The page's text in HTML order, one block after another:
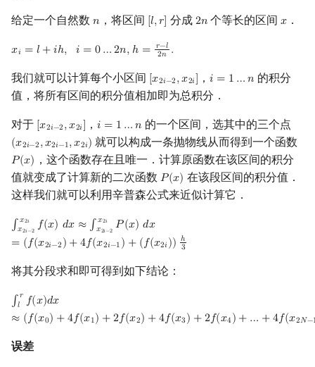
Code::Blocks
排序应用
DP 优化
其它 DP 方法
后缀树
Manacher
回文树
最小表示法
Lyndon 分解
Main–Lorentz 算法
卢卡斯定理
同余方程
二次剩余
离散对数
高次剩余 & 单位根
数论分块
狄利克雷卷积
杜教筛
Powerful Number 筛
普通生成函数
指数生成函数
图论计数
二叉搜索树 & 平衡树
跳表
可持久化数据结构
K-D Tree
动态树
析合树
PQ 树
霍夫曼树
最小环
2-SAT
欧拉图
二分图
平面图
弦图
图的着色
图的匹配
Prüfer 序列
Garsia–Wachs 算法
15-puzzle
Kahan 求和
空间优化简介
给定一个自然数 𝑛
n ，将区间 [𝑙,𝑟]
[l,r] 分成 2𝑛
2n 个等长的区间𝑥
x ．
𝑥𝑖 = 𝑙 +𝑖ℎ, 𝑖 = 0…2𝑛,
xi=l+ ih, i=0 …2 n, ℎ = 𝑟−𝑙
2𝑛 .
h =r− l2n.
我们就可以计算每个小区间 [𝑥2𝑖−2,𝑥2𝑖]
[x2i−2,x2i] ，𝑖 = 1 …𝑛
i =1…n
的积分
值，将所有区间的积分值相加即为总积分．
对于 [𝑥2𝑖−2,𝑥2𝑖]
[x2i−2,x2i] ，𝑖 = 1 …𝑛
i =1…n 的一个区间，选其中的三个点
(𝑥2𝑖−2,𝑥2𝑖−1,𝑥2𝑖)
(x2i−2,x2i−1,x2i) 就可以构成一条抛物线从而得到一个函数
𝑃(𝑥)
P(x)
，这个函数存在且唯一．计算原函数在该区间的积分
值就变成了计算新的二次函数 𝑃(𝑥)
P(x) 在该段区间的积分值．
这样我们就可以利用辛普森公式来近似计算它．
∫𝑥2𝑖
𝑥2𝑖−2 𝑓(𝑥) 𝑑𝑥 ≈ ∫𝑥2𝑖
𝑥2𝑖−2 𝑃(𝑥) 𝑑𝑥
= (𝑓(𝑥2𝑖−2) +4𝑓(𝑥2𝑖−1) + (𝑓(𝑥2𝑖)) ℎ
3
∫x2i − 2x2if x) dx ≈∫x2 i−2x2iP(x)
将其分段求和即可得到如下结论：
∫𝑟
𝑙
𝑓(𝑥)𝑑𝑥
≈ (𝑓(𝑥0) +4𝑓(𝑥1) +2𝑓(𝑥2) +4𝑓(𝑥3) +2𝑓(𝑥4) + … +4𝑓(𝑥2𝑁−
∫lr (x)dx≈(
误差